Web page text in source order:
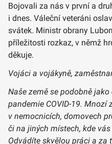
Bojovali za nás v první a
i dnes. Váleční veteráni
svátek. Ministr obrany
příležitosti rozkaz, v němž
děkuje.
Vojáci a vojákyně,
Naše země se podobně
pandemie COVID-19.
v nemocnicích, domovech
či na jiných místech, kde
Odvádíte skvělou práci a za